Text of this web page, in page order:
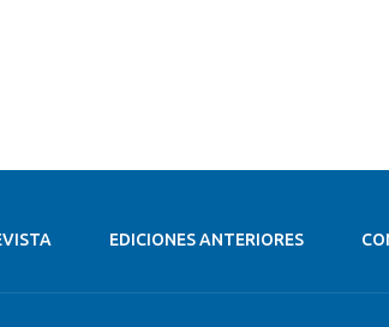
EDICIONES ANTERIORES